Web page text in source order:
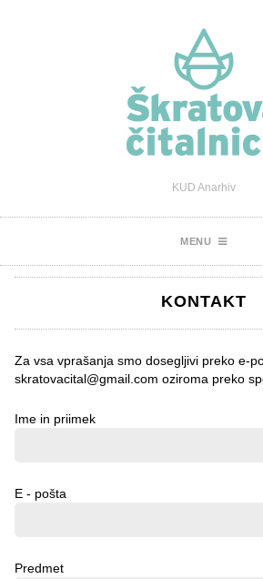
KUD Anarhiv
MENU
KONTAKT
Za vsa vprašanja smo dosegljivi preko e-
skratovacital@gmail.com oziroma preko
Ime in priimek
E - pošta
Predmet